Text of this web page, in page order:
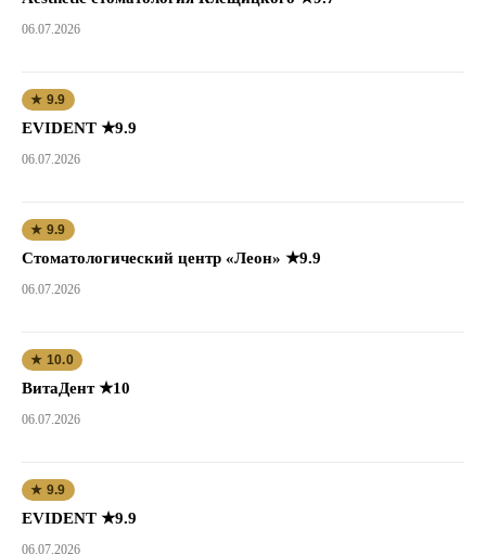
06.07.2026
★ 9.9
EVIDENT ★9.9
06.07.2026
★ 9.9
Стоматологический центр «Леон» ★9.9
06.07.2026
★ 10.0
ВитаДент ★10
06.07.2026
★ 9.9
EVIDENT ★9.9
06.07.2026